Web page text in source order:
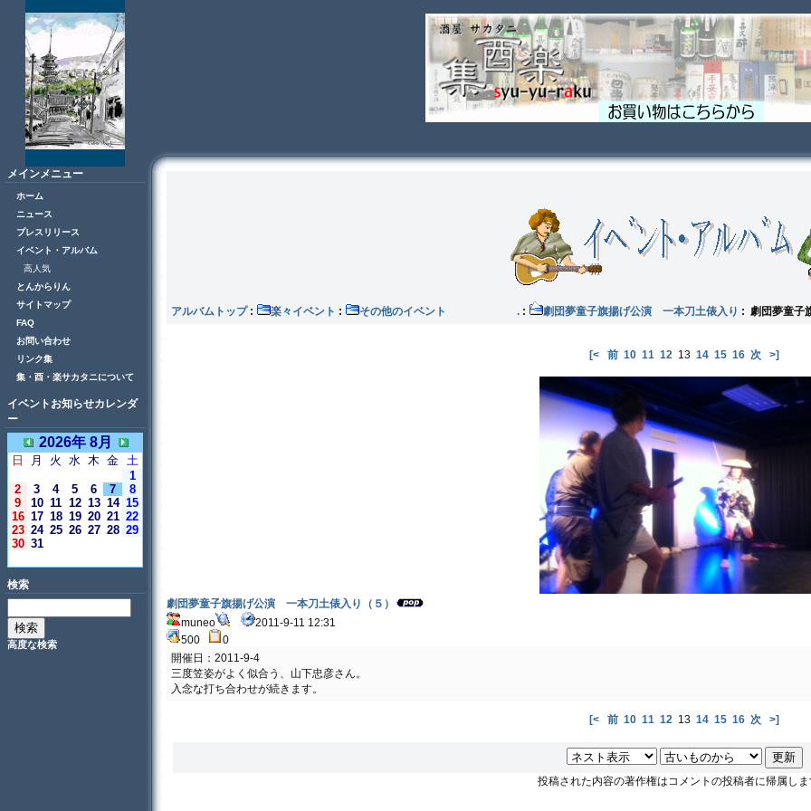
メインメニュー
ホーム
ニュース
プレスリリース
イベント・アルバム
高人気
とんからりん
サイトマップ
FAQ
お問い合わせ
リンク集
集・酉・楽サカタニについて
イベントお知らせカレンダ
ー
2026年 8月
日 月 火 水 木 金 土
1
2
3 4 5 6 7
8
9
10 11 12 13 14 15
16 17 18 19 20 21 22
23 24 25 26 27 28 29
30 31
検索
高度な検索
アルバムトップ: 楽々イベント : その他のイベント . : 劇団夢童子旗揚げ公演 一本刀土俵入り : 劇団夢童子
[< 前 10 11 12 13 14 15 16 次 >]
劇団夢童子旗揚げ公演 一本刀土俵入り（５）
muneo
2011-9-11 12:31
500
0
開催日：2011-9-4
三度笠姿がよく似合う、山下忠彦さん。
入念な打ち合わせが続きます。
[< 前 10 11 12 13 14 15 16 次 >]
投稿された内容の著作権はコメントの投稿者に帰属し